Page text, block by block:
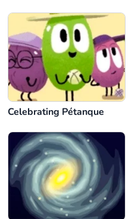
Celebrating Pétanque